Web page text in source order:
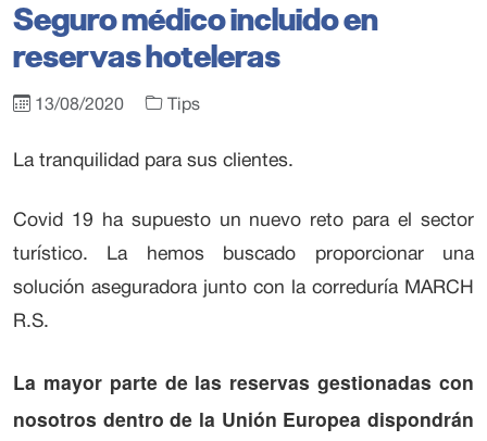
Seguro médico incluido en
reservas hoteleras
13/08/2020 Tips
La tranquilidad para sus clientes.
Covid 19 ha supuesto un nuevo reto para el sector
turístico. La hemos buscado proporcionar una
solución aseguradora junto con la correduría MARCH
R.S.
La mayor parte de las reservas gestionadas con
nosotros dentro de la Unión Europea dispondrán